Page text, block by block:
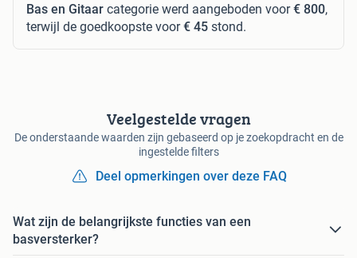
Bas en Gitaar categorie werd aangeboden voor€ 800,
terwijl de goedkoopste voor€ 45 stond.
Veelgestelde vragen
De onderstaande waarden zijn gebaseerd op je zoekopdracht en de
ingestelde filters
Deel opmerkingen over deze FAQ
Wat zijn de belangrijkste functies van een
basversterker?